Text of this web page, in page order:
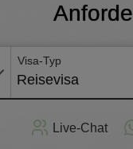
Visa-Typ
Reisevisa
Live-Chat